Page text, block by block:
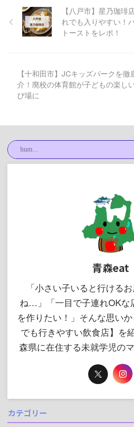
【八戸市】星乃珈琲
れでも入りやすい！
トーストをレポ！
【十和田市】JCキッズパークを徹
介！廃校の体育館が子どもの楽し
び場に
青森eat
「小さい子いると行ける
ね…」「一目で子連れOKな
を作りたい！」そんな思い
でも行きやすい飲食店】を
森県に在住する未就学児の
カテゴリー